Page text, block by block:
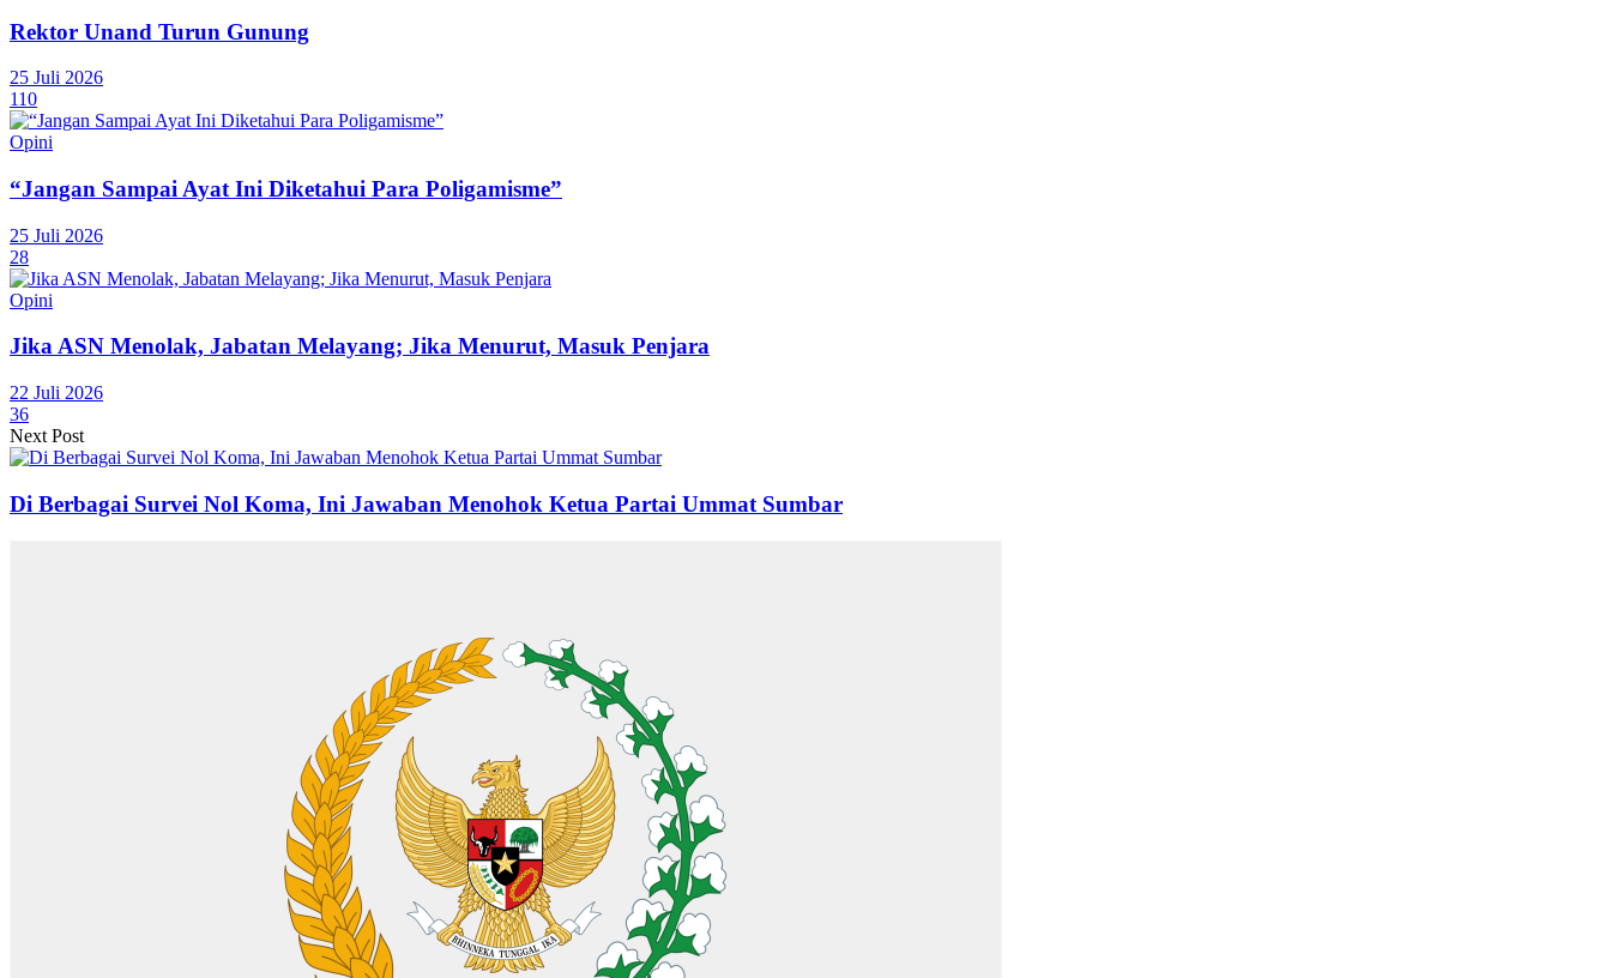
Rektor Unand Turun Gunung
25 Juli 2026
110
Opini
“Jangan Sampai Ayat Ini Diketahui Para Poligamisme”
25 Juli 2026
28
Opini
Jika ASN Menolak, Jabatan Melayang; Jika Menurut, Masuk Penjara
22 Juli 2026
36
Next Post
Di Berbagai Survei Nol Koma, Ini Jawaban Menohok Ketua Partai Ummat Sumbar